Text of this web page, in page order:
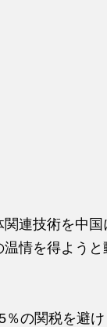
連技術を中
情を得ようと
の関税を避